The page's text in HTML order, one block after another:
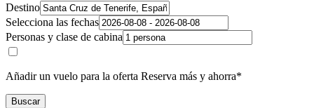
Destino
Selecciona las fechas
Personas y clase de cabina
Añadir un vuelo para la oferta Reserva más y ahorra*
Buscar